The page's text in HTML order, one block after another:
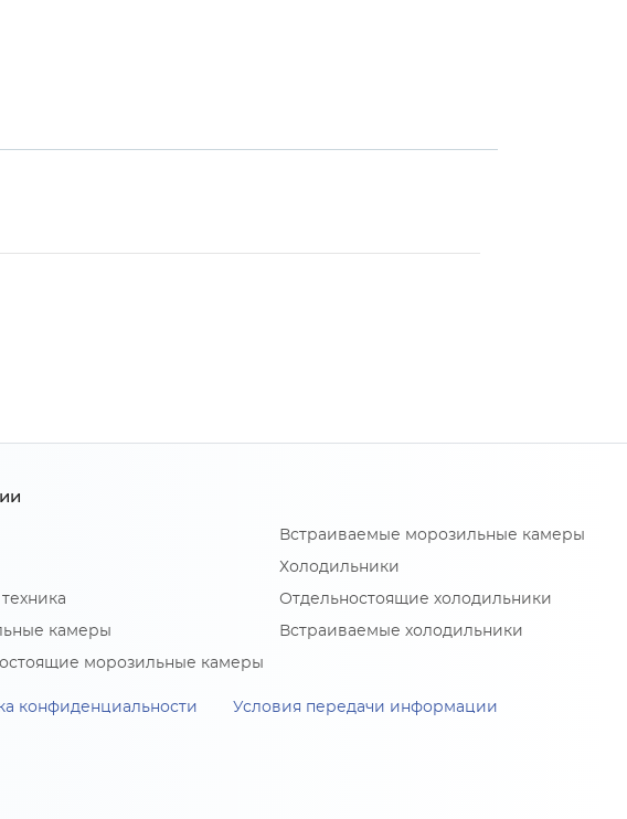
камеры
морозильные камеры
Встраиваемые морозильные камеры
Холодильники
Отдельностоящие холодильники
Встраиваемые холодильники
конфиденциальности Условия передачи информации